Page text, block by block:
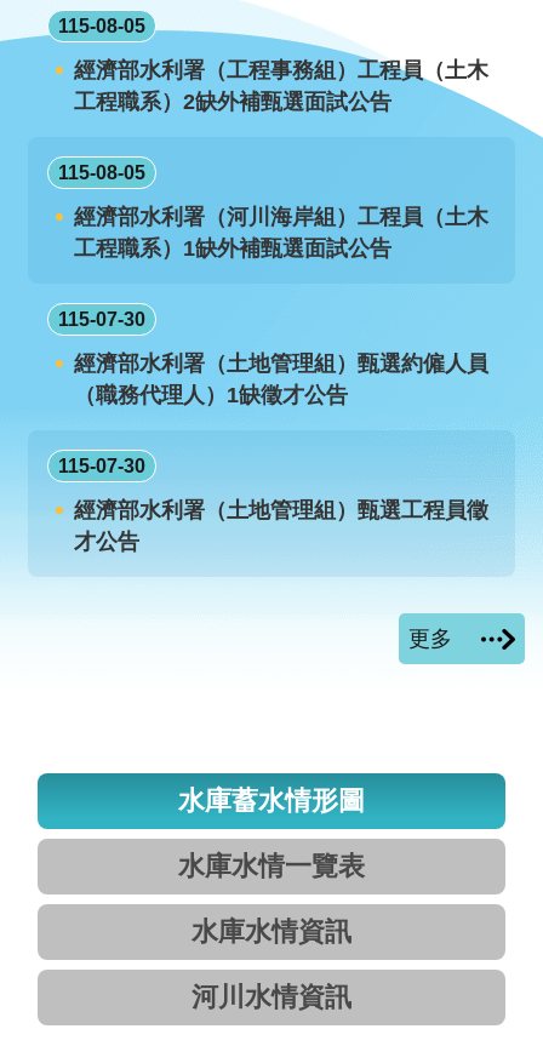
能
處推動人事業務無紙化，本職缺應徵作業採線上
方式，並請至行政院人事行政總處網站【網址連
結如下】「事求人」點選該職缺，並點選「我要
應徵」 ...更多
115-08-05
經濟部水利署（工程事務組）工程員（土木
工程職系）2缺外補甄選面試公告
115-08-05
經濟部水利署（河川海岸組）工程員（土木
工程職系）1缺外補甄選面試公告
115-07-30
經濟部水利署（土地管理組）甄選約僱人員
（職務代理人）1缺徵才公告
115-07-30
經濟部水利署（土地管理組）甄選工程員徵
才公告
更多
水庫蓄水情形圖
水庫水情一覽表
水庫水情資訊
河川水情資訊